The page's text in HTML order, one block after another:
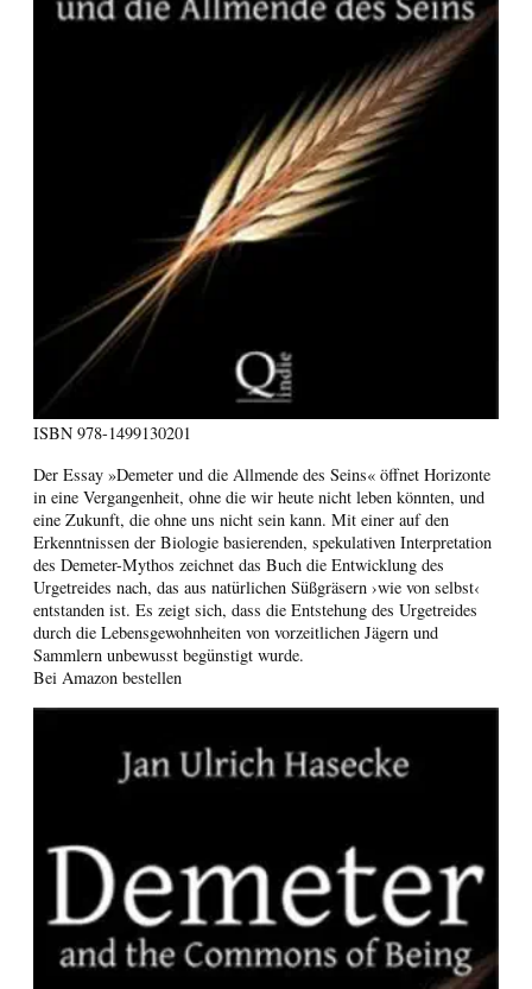
ISBN 978-1499130201
Der Essay »Demeter und die Allmende des Seins« öffnet Horizonte
in eine Vergangenheit, ohne die wir heute nicht leben könnten, und
eine Zukunft, die ohne uns nicht sein kann. Mit einer auf den
Erkenntnissen der Biologie basierenden, spekulativen Interpretation
des Demeter-Mythos zeichnet das Buch die Entwicklung des
Urgetreides nach, das aus natürlichen Süßgräsern ›wie von selbst‹
entstanden ist. Es zeigt sich, dass die Entstehung des Urgetreides
durch die Lebensgewohnheiten von vorzeitlichen Jägern und
Sammlern unbewusst begünstigt wurde.
Bei Amazon bestellen